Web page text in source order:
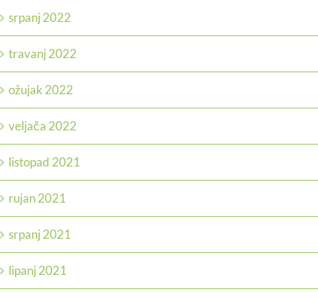
srpanj 2022
travanj 2022
ožujak 2022
veljača 2022
listopad 2021
rujan 2021
srpanj 2021
lipanj 2021